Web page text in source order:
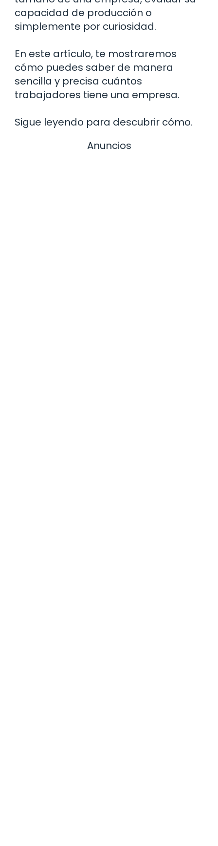
capacidad de producción o
simplemente por curiosidad.
En este artículo, te mostraremos
cómo puedes saber de manera
sencilla y precisa cuántos
trabajadores tiene una empresa.
Sigue leyendo para descubrir cómo.
Anuncios